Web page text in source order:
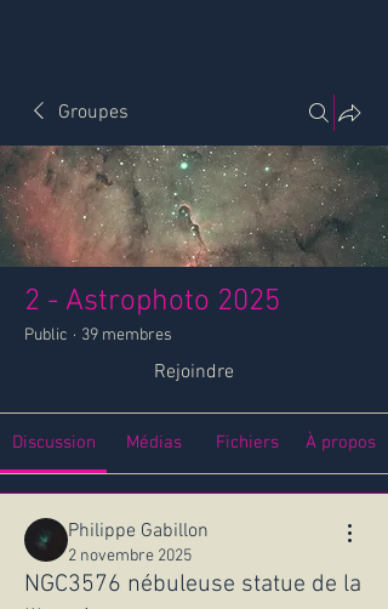
Groupes
2 - Astrophoto 2025
Public · 39 membres
Rejoindre
Discussion Médias Fichiers À propos
Philippe Gabillon
2 novembre 2025
NGC3576 nébuleuse statue de la